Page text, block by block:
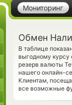
Мониторинг
Обмен
В таблице
выгодному
резерв валюты
нашего онлайн-
Клиентам,
все возможные